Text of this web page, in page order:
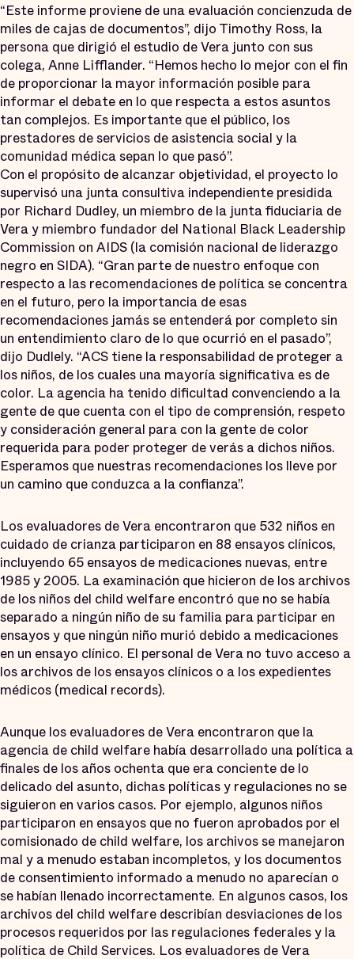
“Este informe proviene de una evaluación concienzuda de
miles de cajas de documentos”, dijo Timothy Ross, la
persona que dirigió el estudio de Vera junto con sus
colega, Anne Lifflander. “Hemos hecho lo mejor con el fin
de proporcionar la mayor información posible para
informar el debate en lo que respecta a estos asuntos
tan complejos. Es importante que el público, los
prestadores de servicios de asistencia social y la
comunidad médica sepan lo que pasó”.
Con el propósito de alcanzar objetividad, el proyecto lo
supervisó una junta consultiva independiente presidida
por Richard Dudley, un miembro de la junta fiduciaria de
Vera y miembro fundador del National Black Leadership
Commission on AIDS (la comisión nacional de liderazgo
negro en SIDA). “Gran parte de nuestro enfoque con
respecto a las recomendaciones de política se concentra
en el futuro, pero la importancia de esas
recomendaciones jamás se entenderá por completo sin
un entendimiento claro de lo que ocurrió en el pasado”,
dijo Dudlely. “ACS tiene la responsabilidad de proteger a
los niños, de los cuales una mayoría significativa es de
color. La agencia ha tenido dificultad convenciendo a la
gente de que cuenta con el tipo de comprensión, respeto
y consideración general para con la gente de color
requerida para poder proteger de verás a dichos niños.
Esperamos que nuestras recomendaciones los lleve por
un camino que conduzca a la confianza”.
Los evaluadores de Vera encontraron que 532 niños en
cuidado de crianza participaron en 88 ensayos clínicos,
incluyendo 65 ensayos de medicaciones nuevas, entre
1985 y 2005. La examinación que hicieron de los archivos
de los niños del child welfare encontró que no se había
separado a ningún niño de su familia para participar en
ensayos y que ningún niño murió debido a medicaciones
en un ensayo clínico. El personal de Vera no tuvo acceso a
los archivos de los ensayos clínicos o a los expedientes
médicos (medical records).
Aunque los evaluadores de Vera encontraron que la
agencia de child welfare había desarrollado una política a
finales de los años ochenta que era conciente de lo
delicado del asunto, dichas políticas y regulaciones no se
siguieron en varios casos. Por ejemplo, algunos niños
participaron en ensayos que no fueron aprobados por el
comisionado de child welfare, los archivos se manejaron
mal y a menudo estaban incompletos, y los documentos
de consentimiento informado a menudo no aparecían o
se habían llenado incorrectamente. En algunos casos, los
archivos del child welfare describían desviaciones de los
procesos requeridos por las regulaciones federales y la
política de Child Services. Los evaluadores de Vera